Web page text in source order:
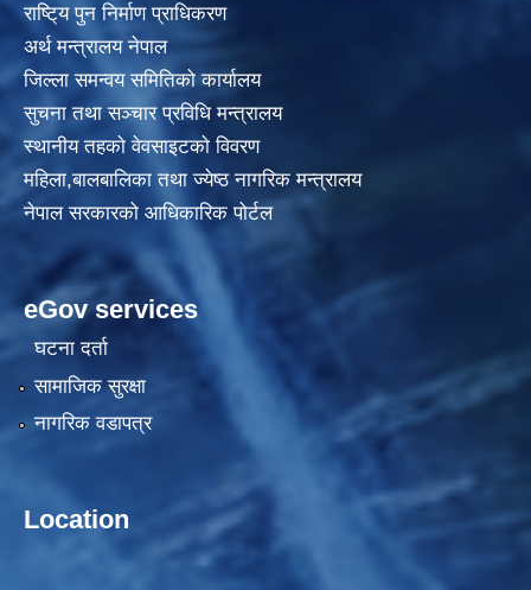
राष्टि्य पुन निर्माण प्राधिकरण
अर्थ मन्त्रालय नेपाल
जिल्ला समन्वय समितिको कार्यालय
सुचना तथा सञ्चार प्रविधि मन्त्रालय
स्थानीय तहकाे वेवसाइटकाे विवरण
महिला,बालबालिका तथा ज्येष्ठ नागरिक मन्त्रालय
नेपाल सरकारको आधिकारिक पोर्टल
eGov services
घटना दर्ता
सामाजिक सुरक्षा
नागरिक वडापत्र
Location